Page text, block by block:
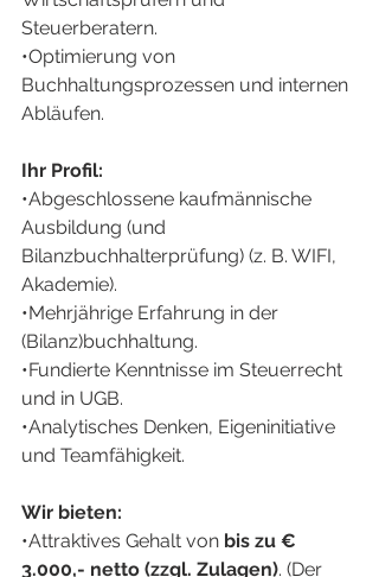
Steuerberatern.
•Optimierung von
Buchhaltungsprozessen und internen
Abläufen.
Ihr Profil:
•Abgeschlossene kaufmännische
Ausbildung (und
Bilanzbuchhalterprüfung) (z. B. WIFI,
Akademie).
•Mehrjährige Erfahrung in der
(Bilanz)buchhaltung.
•Fundierte Kenntnisse im Steuerrecht
und in UGB.
•Analytisches Denken, Eigeninitiative
und Teamfähigkeit.
Wir bieten:
•Attraktives Gehalt von bis zu €
3.000,- netto (zzgl. Zulagen). (Der